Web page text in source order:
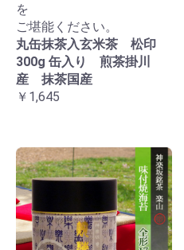
を
ご堪能ください。
丸缶抹茶入玄米茶 松印
300g 缶入り 煎茶掛川
産 抹茶国産
￥1,645